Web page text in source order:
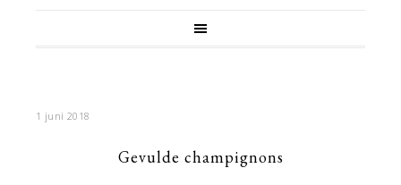
1 juni 2018
Gevulde champignons